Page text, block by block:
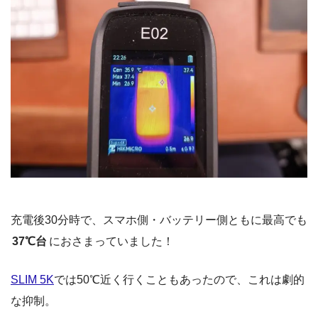
充電後30分時で、スマホ側・バッテリー側ともに最高でも
37℃台 におさまっていました！
SLIM 5Kでは50℃近く行くこともあったので、これは劇的
な抑制。